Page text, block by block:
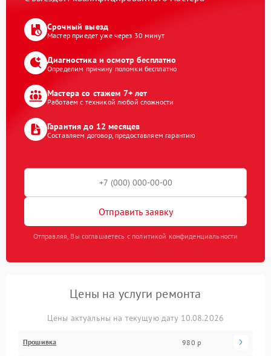
Срочный выезд
Мастер приедет уже через 30 минут
Диагностика и осмотр бесплатно
Определим причину поломки бесплатно
Мастера со стажем 7+ лет
Работаем с техникой любой сложности
Гарантия до 12 месяцев
Составляем договор, предоставляем гарантию
Отправить заявку
Отправляя, Вы соглашаетесь с политикой конфиденциальности
Цены на услуги ремонта
Цены актуальны на текущую дату 10.08.2026
Прошивка 980 р